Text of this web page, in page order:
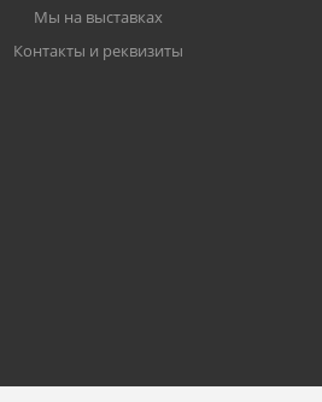
Мы на выставках
Контакты и реквизиты